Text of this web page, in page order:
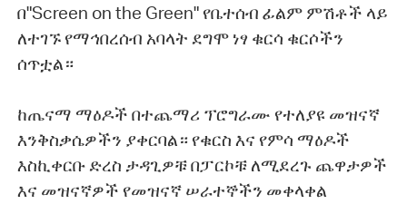
በ"Screen on the Green" የቤተሰብ ፊልም ምሽቶች ላይ
ለተገኙ የማኅበረሰብ አባላት ደግሞ ነፃ ቁርሳ ቁርሶችን
ሰጥቷል።
ከጤናማ ማዕዶች በተጨማሪ ፕሮግራሙ የተለያዩ መዝናኛ
እንቅስቃሴዎችን ያቀርባል። የቁርስ እና የምሳ ማዕዶች
እስኪቀርቡ ድረስ ታዳጊዎቹ በፓርኮቹ ለሚደረጉ ጨዋታዎች
እና መዝናኛዎች የመዝናኛ ሠራተኞችን መቀላቀል